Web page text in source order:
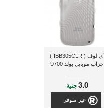
أى لوف ( IBB305CLR )
جراب موبايل بولد 9700
3.0جنية
غير متوفر